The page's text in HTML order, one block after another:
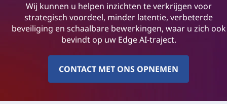
Wij kunnen u helpen inzichten te verkrijgen voor
strategisch voordeel, minder latentie, verbeterde
beveiliging en schaalbare bewerkingen, waar u zich ook
bevindt op uw Edge AI-traject.
CONTACT MET ONS OPNEMEN